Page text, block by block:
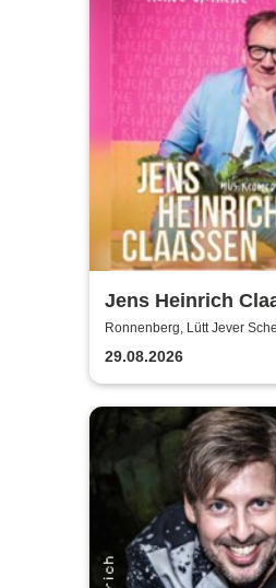
Jens Heinrich
Ronnenberg, Lütt Jever
29.08.2026